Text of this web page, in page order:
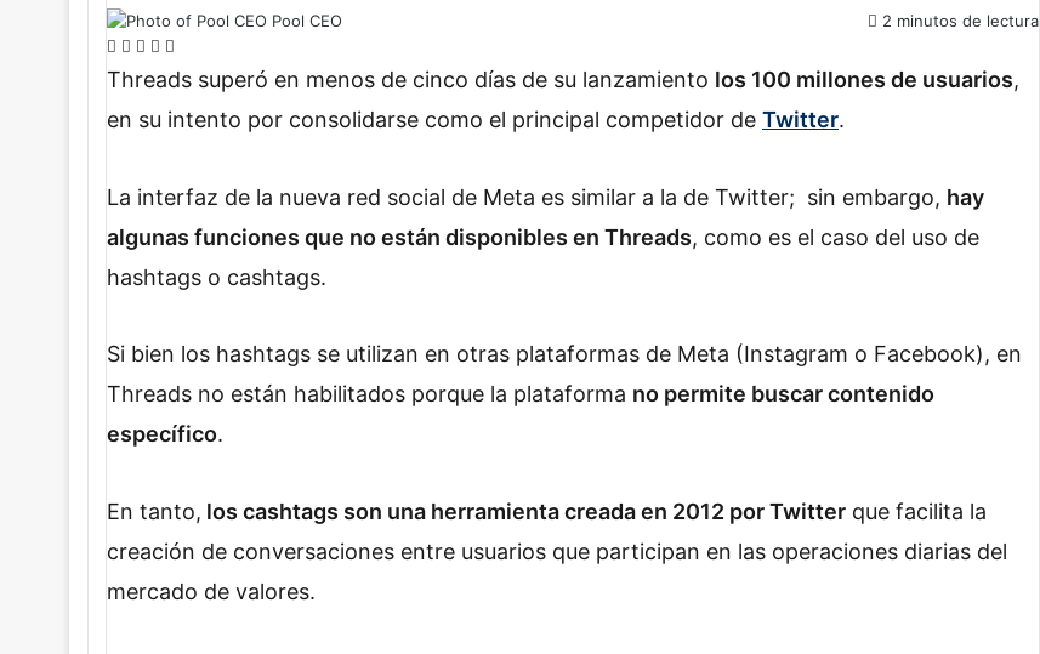
Pool CEO
2 minutos de lectura
F
a
e
o
X L
i
k
I
W
h
t
p
e
e
a
Threads superó en menos de cinco días de su lanzamiento los 100 millones de usuarios,
en su intento por consolidarse como el principal competidor de Twitter.
La interfaz de la nueva red social de Meta es similar a la de Twitter; sin embargo, hay
algunas funciones que no están disponibles en Threads, como es el caso del uso de
hashtags o cashtags.
Si bien los hashtags se utilizan en otras plataformas de Meta (Instagram o Facebook), en
Threads no están habilitados porque la plataforma no permite buscar contenido
específico.
En tanto, los cashtags son una herramienta creada en 2012 por Twitter que facilita la
creación de conversaciones entre usuarios que participan en las operaciones diarias del
mercado de valores.